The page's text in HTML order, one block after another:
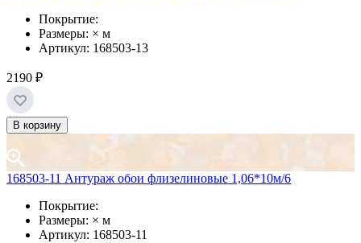
Покрытие:
Размеры: × м
Артикул: 168503-13
2190 ₽
В корзину
168503-11 Антураж обои флизелиновые 1,06*10м/6
Покрытие:
Размеры: × м
Артикул: 168503-11